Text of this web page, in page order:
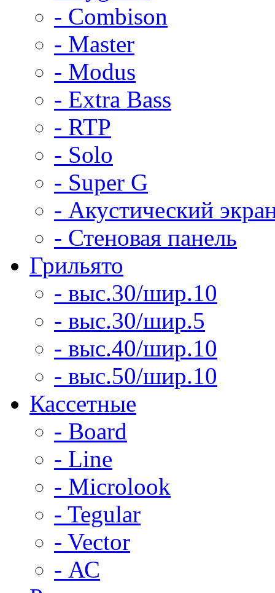
- Combison
- Master
- Modus
- Extra Bass
- RTP
- Solo
- Super G
- Акустический
- Стеновая панель
Грильято
- выс.30/шир.10
- выс.30/шир.5
- выс.40/шир.10
- выс.50/шир.10
Кассетные
- Board
- Line
- Microlook
- Tegular
- Vector
- АС